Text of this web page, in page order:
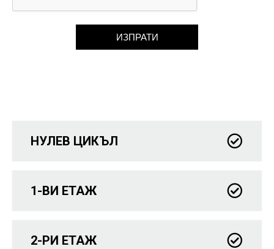
ИЗПРАТИ
НУЛЕВ ЦИКЪЛ
1-ВИ ЕТАЖ
2-РИ ЕТАЖ